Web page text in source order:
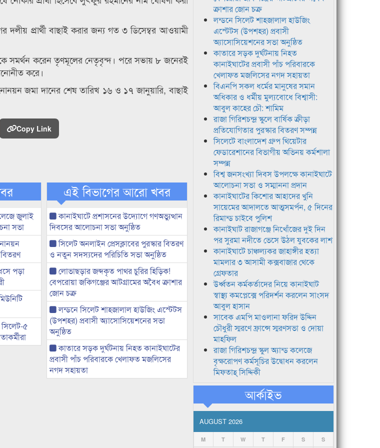
দলীয় প্রার্থী বাছাই করার জন্য গত ৩ ডিসেম্বর আওয়ামী
সমর্থন করেন তৃণমূলের নেতৃবৃন্দ। পরে সভায় ৮ জনেরই
করে।
জমা দানের শেষ তারিখ ১৬ ও ১৭ জানুয়ারি, বাছাই
Copy Link
জুলাই
সভা
পড়া
৫
এই বিভাগের আরো খবর
কানাইঘাটে প্রশাসনের উদ্যোগে গণঅভ্যুত্থান
দিবসের আলোচনা সভা অনুষ্ঠিত
সিলেট অনলাইন প্রেসক্লাবের পুরস্কার বিতরণ
ও নতুন সদস্যদের পরিচিতি সভা অনুষ্ঠিত
লোভাছড়ার জব্দকৃত পাথর চুরির হিড়িক!
বেপরোয়া জকিগঞ্জের আটগ্রামের অবৈধ ক্রাশার
জোন চক্র
লন্ডনে সিলেট শাহজালাল হাউজিং এস্টেটস
(উপশহর) প্রবাসী অ্যাসোসিয়েশনের সভা
অনুষ্ঠিত
কাতারে সড়ক দুর্ঘটনায় নিহত কানাইঘাটের
প্রবাসী পাঁচ পরিবারকে খেলাফত মজলিসের
নগদ সহায়তা
ক্রাশার জোন চক্র
লন্ডনে সিলেট শাহজালাল হাউজিং
এস্টেটস (উপশহর) প্রবাসী
অ্যাসোসিয়েশনের সভা অনুষ্ঠিত
কাতারে সড়ক দুর্ঘটনায় নিহত
কানাইঘাটের প্রবাসী পাঁচ পরিবারকে
খেলাফত মজলিসের নগদ সহায়তা
বিএনপি সকল ধর্মের মানুষের সমান
অধিকার ও ধর্মীয় মুল্যবোধে বিশ্বাসী:
আবুল কাহের চৌ: শামিম
রাজা গিরিশচন্দ্র স্কুলে বার্ষিক ক্রীড়া
প্রতিযোগিতার পুরস্কার বিতরণ সম্পন্ন
সিলেটে বাংলাদেশ গ্রুপ থিয়েটার
ফেডারেশানের বিভাগীয় অভিনয় কর্মশালা
সম্পন্ন
বিশ্ব জনসংখ্যা দিবস উপলক্ষে কানাইঘাটে
আলোচনা সভা ও সম্মাননা প্রদান
কানাইঘাটের কিশোর আহাদের খুনি
সায়েমের আদালতে আত্মসমর্পন, ৫ দিনের
রিমান্ড চাইবে পুলিশ
কানাইঘাট রাজাগঞ্জে নিখোঁজের দুই দিন
পর সুরমা নদীতে ভেসে উঠল যুবকের লাশ
কানাইঘাটে চাঞ্চল্যকর জাহাঙ্গীর হত্যা
মামলার ৩ আসামী কক্সবাজার থেকে
গ্রেফতার
উর্ধ্বতন কর্মকর্তাদের নিয়ে কানাইঘাট
স্বাস্থ্য কমপ্লেক্সে পরিদর্শন করলেন সাংসদ
আবুল হাসান
সাবেক এমপি মাওলানা ফরিদ উদ্দিন
চৌধুরী স্মরণে ফ্রান্সে স্মরণসভা ও দোয়া
মাহফিল
রাজা গিরিশচন্দ্র স্কুল অ্যান্ড কলেজে
বৃক্ষরোপণ কর্মসূচির উদ্বোধন করলেন
মিফতাহ্ সিদ্দিকী
আর্কাইভ
AUGUST 2026
M T W T F S S